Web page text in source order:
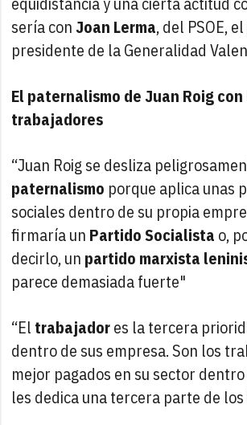
sería conJoan Lerma, del PSOE,
presidente de la Generalidad
El paternalismo de Juan Roig
trabajadores
“Juan Roig se desliza
paternalismo porque aplica unas
sociales dentro de su propia
firmaría un Partido Socialista o,
decirlo, un partido marxista
parece demasiada fuerte"
“El trabajadores la tercera
dentro de sus empresa. Son los
mejor pagados en su sector
les dedica una tercera parte de